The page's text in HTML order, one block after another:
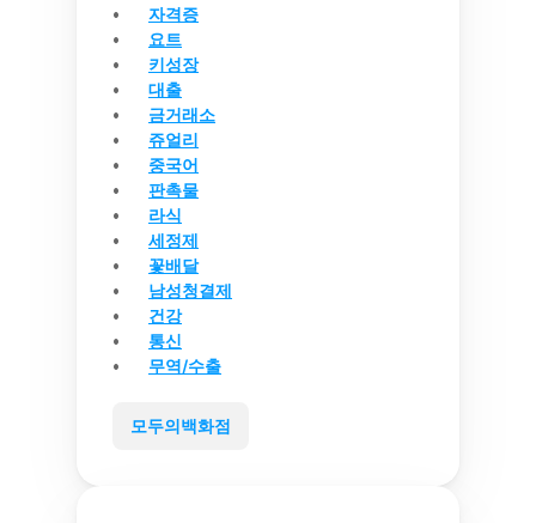
자격증
요트
키성장
대출
금거래소
쥬얼리
중국어
판촉물
라식
세정제
꽃배달
남성청결제
건강
통신
무역/수출
모두의백화점